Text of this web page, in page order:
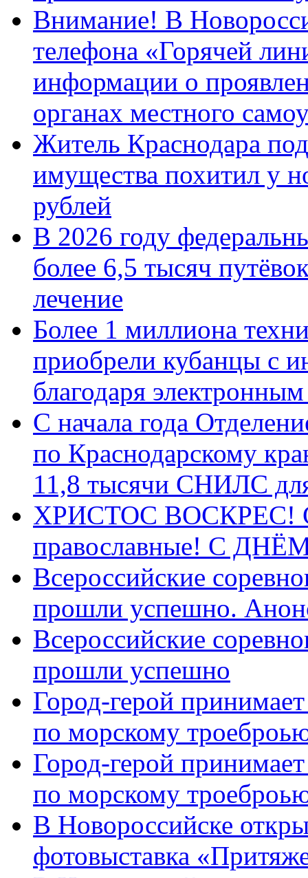
Внимание! В
телефона «Горячей
информации о
органах местного
Житель Краснодара
имущества похитил у
рублей
В 2026 году
более 6,5 тысяч
лечение
Более 1 миллиона
приобрели кубанцы с
благодаря
С начала года
по Краснодарскому
11,8 тысячи СНИЛС
ХРИСТОС ВОСКРЕС! С
православные! C
Всероссийские
прошли успешно.
Всероссийские
прошли успешно
Город-герой
по морскому
Город-герой
по морскому
В Новороссийске
фотовыставка